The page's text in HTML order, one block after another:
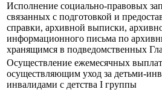
Исполнение социально-правовых
связанных с подготовкой и
справки, архивной выписки,
информационного письма по
хранящимся в подведомственных
Осуществление ежемесячных
осуществляющим уход за детьми-
инвалидами с детства I группы